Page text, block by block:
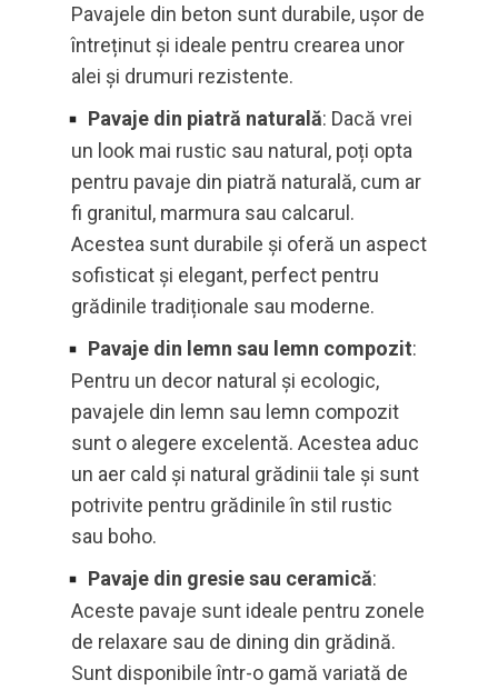
Pavajele din beton sunt durabile, ușor de
întreținut și ideale pentru crearea unor
alei și drumuri rezistente.
Pavaje din piatră naturală: Dacă vrei
un look mai rustic sau natural, poți opta
pentru pavaje din piatră naturală, cum ar
fi granitul, marmura sau calcarul.
Acestea sunt durabile și oferă un aspect
sofisticat și elegant, perfect pentru
grădinile tradiționale sau moderne.
Pavaje din lemn sau lemn compozit:
Pentru un decor natural și ecologic,
pavajele din lemn sau lemn compozit
sunt o alegere excelentă. Acestea aduc
un aer cald și natural grădinii tale și sunt
potrivite pentru grădinile în stil rustic
sau boho.
Pavaje din gresie sau ceramică:
Aceste pavaje sunt ideale pentru zonele
de relaxare sau de dining din grădină.
Sunt disponibile într-o gamă variată de